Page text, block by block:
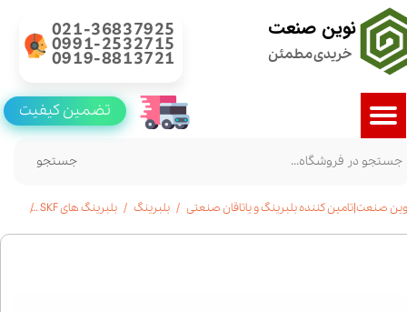
نوین صنعت
خریدی مطمئن
021-36837925
0991-2532715
0919-8813721
جستجو
تضمین کیفیت
صنعت|تامین کننده بلبرینگ و یاتاقان صنعتی بلبرینگ بلبرینگ های SKF